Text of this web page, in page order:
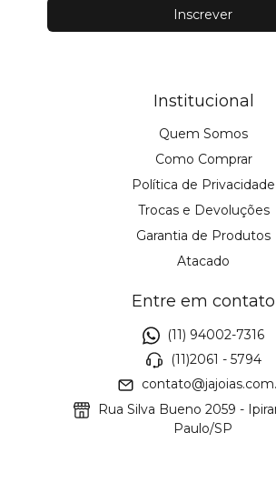
Institucional
Quem Somos
Como Comprar
Política de Privacidade
Trocas e Devoluções
Garantia de Produtos
Atacado
Entre em contato
(11) 94002-7316
(11)2061 - 5794
Rua Silva Bueno 2059 -
Paulo/SP